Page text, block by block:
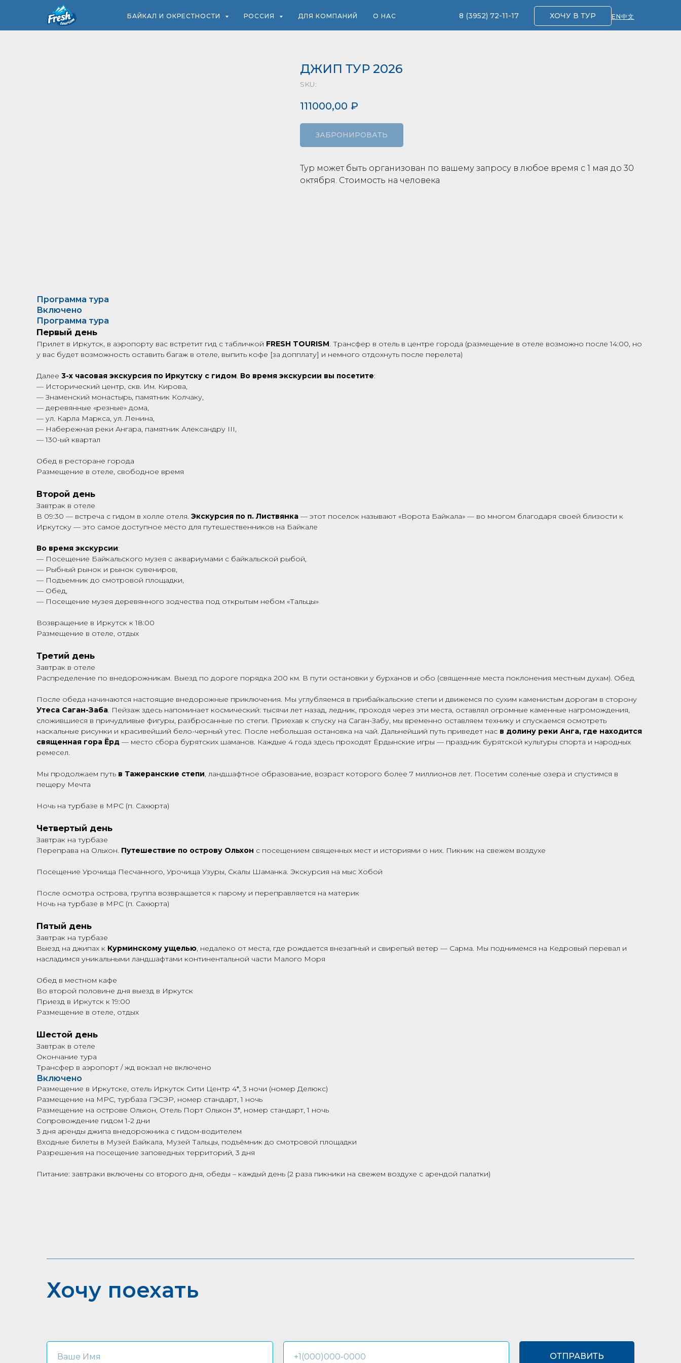
БАЙКАЛ И ОКРЕСТНОСТИ РОССИЯ ДЛЯ КОМПАНИЙ О НАС 8 (3952) 72-11-17 ХОЧУ В ТУР EN中文
ДЖИП ТУР 2026
SKU:
111000,00 ₽
ЗАБРОНИРОВАТЬ
Тур может быть организован по вашему запросу в любое время с 1 мая до 30
октября. Стоимость на человека
Программа тура
Включено
Программа тура
Первый день
Прилет в Иркутск, в аэропорту вас встретит гид с табличкой FRESH TOURISM. Трансфер в отель в центре города (размещение в отеле возможно после 14:00, но
у вас будет возможность оставить багаж в отеле, выпить кофе [за допплату] и немного отдохнуть после перелета)
Далее 3-х часовая экскурсия по Иркутску с гидом. Во время экскурсии вы посетите:
— Исторический центр, скв. Им. Кирова,
— Знаменский монастырь, памятник Колчаку,
— деревянные «резные» дома,
— ул. Карла Маркса, ул. Ленина,
— Набережная реки Ангара, памятник Александру III,
— 130-ый квартал
Обед в ресторане города
Размещение в отеле, свободное время
Второй день
Завтрак в отеле
В 09:30 — встреча с гидом в холле отеля. Экскурсия по п. Листвянка — этот поселок называют «Ворота Байкала» — во многом благодаря своей близости к
Иркутску — это самое доступное место для путешественников на Байкале
Во время экскурсии:
— Посещение Байкальского музея с аквариумами с байкальской рыбой,
— Рыбный рынок и рынок сувениров,
— Подъемник до смотровой площадки,
— Обед,
— Посещение музея деревянного зодчества под открытым небом «Тальцы»
Возвращение в Иркутск к 18:00
Размещение в отеле, отдых
Третий день
Завтрак в отеле
Распределение по внедорожникам. Выезд по дороге порядка 200 км. В пути остановки у бурханов и обо (священные места поклонения местным духам). Обед
После обеда начинаются настоящие внедорожные приключения. Мы углубляемся в прибайкальские степи и движемся по сухим каменистым дорогам в сторону
Утеса Саган-Заба. Пейзаж здесь напоминает космический: тысячи лет назад, ледник, проходя через эти места, оставлял огромные каменные нагромождения,
сложившиеся в причудливые фигуры, разбросанные по степи. Приехав к спуску на Саган-Забу, мы временно оставляем технику и спускаемся осмотреть
наскальные рисунки и красивейший бело-черный утес. После небольшая остановка на чай. Дальнейший путь приведет нас в долину реки Анга, где находится
священная гора Ёрд — место сбора бурятских шаманов. Каждые 4 года здесь проходят Ёрдынские игры — праздник бурятской культуры спорта и народных
ремесел.
Мы продолжаем путь в Тажеранские степи, ландшафтное образование, возраст которого более 7 миллионов лет. Посетим соленые озера и спустимся в
пещеру Мечта
Ночь на турбазе в МРС (п. Сахюрта)
Четвертый день
Завтрак на турбазе
Переправа на Ольхон. Путешествие по острову Ольхон с посещением священных мест и историями о них. Пикник на свежем воздухе
Посещение Урочища Песчанного, Урочища Узуры, Скалы Шаманка. Экскурсия на мыс Хобой
После осмотра острова, группа возвращается к парому и переправляется на материк
Ночь на турбазе в МРС (п. Сахюрта)
Пятый день
Завтрак на турбазе
Выезд на джипах к Курминскому ущелью, недалеко от места, где рождается внезапный и свирепый ветер — Сарма. Мы поднимемся на Кедровый перевал и
насладимся уникальными ландшафтами континентальной части Малого Моря
Обед в местном кафе
Во второй половине дня выезд в Иркутск
Приезд в Иркутск к 19:00
Размещение в отеле, отдых
Шестой день
Завтрак в отеле
Окончание тура
Трансфер в аэропорт / жд вокзал не включено
Включено
Размещение в Иркутске, отель Иркутск Сити Центр 4*, 3 ночи (номер Делюкс)
Размещение на МРС, турбаза ГЭСЭР, номер стандарт, 1 ночь
Размещение на острове Ольхон, Отель Порт Ольхон 3*, номер стандарт, 1 ночь
Сопровождение гидом 1-2 дни
3 дня аренды джипа внедорожника с гидом-водителем
Входные билеты в Музей Байкала, Музей Тальцы, подъёмник до смотровой площадки
Разрешения на посещение заповедных территорий, 3 дня
Питание: завтраки включены со второго дня, обеды – каждый день (2 раза пикники на свежем воздухе с арендой палатки)
Хочу поехать
ОТПРАВИТЬ